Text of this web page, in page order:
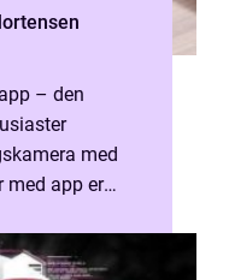
– den
med
med app er